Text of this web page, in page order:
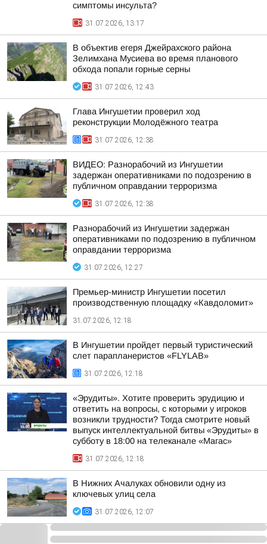
симптомы инсульта?
31.07.2026, 13:17
В объектив егеря Джейрахского района
Зелимхана Мусиева во время планового
обхода попали горные серны
31.07.2026, 12:43
Глава Ингушетии проверил ход
реконструкции Молодёжного театра
31.07.2026, 12:38
ВИДЕО: Разнорабочий из Ингушетии
задержан оперативниками по подозрению в
публичном оправдании терроризма
31.07.2026, 12:38
Разнорабочий из Ингушетии задержан
оперативниками по подозрению в публичном
оправдании терроризма
31.07.2026, 12:27
Премьер-министр Ингушетии посетил
производственную площадку «Кавдоломит»
31.07.2026, 12:18
В Ингушетии пройдет первый туристический
слет парапланеристов «FLYLAB»
31.07.2026, 12:18
«Эрудиты». Хотите проверить эрудицию и
ответить на вопросы, с которыми у игроков
возникли трудности? Тогда смотрите новый
выпуск интеллектуальной битвы «Эрудиты» в
субботу в 18:00 на телеканале «Магас»
31.07.2026, 12:18
В Нижних Ачалуках обновили одну из
ключевых улиц села
31.07.2026, 12:07